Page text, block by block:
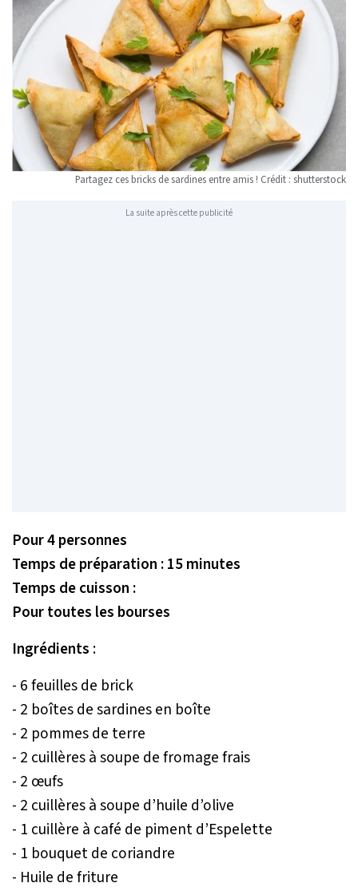
Partagez ces bricks de sardines entre amis ! Crédit : shutterstock
La suite après cette publicité
Pour 4 personnes
Temps de préparation : 15 minutes
Temps de cuisson :
Pour toutes les bourses
Ingrédients :
- 6 feuilles de brick
- 2 boîtes de sardines en boîte
- 2 pommes de terre
- 2 cuillères à soupe de fromage frais
- 2 œufs
- 2 cuillères à soupe d’huile d’olive
- 1 cuillère à café de piment d’Espelette
- 1 bouquet de coriandre
- Huile de friture